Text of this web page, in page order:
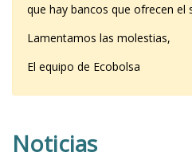
que hay bancos que ofrecen el
Lamentamos las molestias,
El equipo de Ecobolsa
Noticias